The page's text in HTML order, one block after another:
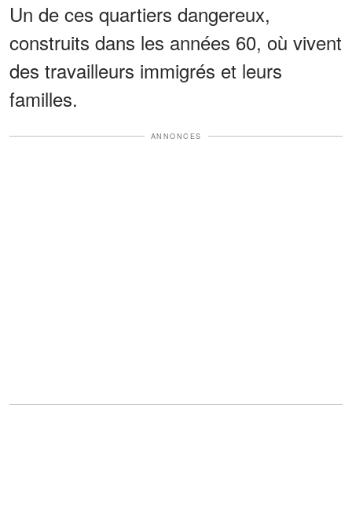
Un de ces quartiers dangereux,
construits dans les années 60, où vivent
des travailleurs immigrés et leurs
familles.
ANNONCES